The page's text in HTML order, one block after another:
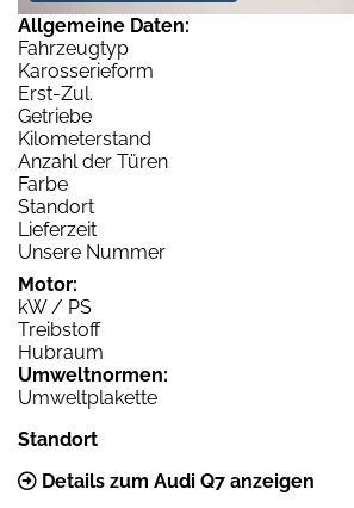
Allgemeine Daten:
Fahrzeugtyp
Karosserieform
Erst-Zul.
Getriebe
Kilometerstand
Anzahl der Türen
Farbe
Standort
Lieferzeit
Unsere Nummer
Motor:
kW / PS
Treibstoff
Hubraum
Umweltnormen:
Umweltplakette
Standort
Details zum Audi Q7 anzeigen